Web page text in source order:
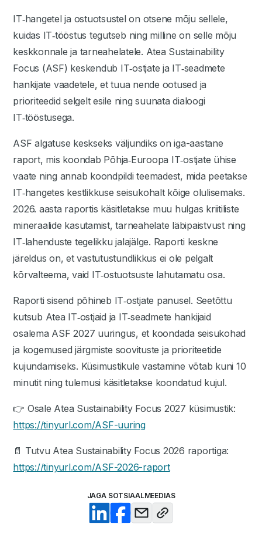
IT‑hangetel ja ostuotsustel on otsene mõju sellele,
kuidas IT‑tööstus tegutseb ning milline on selle mõju
keskkonnale ja tarneahelatele. Atea Sustainability
Focus (ASF) keskendub IT‑ostjate ja IT‑seadmete
hankijate vaadetele, et tuua nende ootused ja
prioriteedid selgelt esile ning suunata dialoogi
IT‑tööstusega.
ASF algatuse keskseks väljundiks on iga-aastane
raport, mis koondab Põhja‑Euroopa IT‑ostjate ühise
vaate ning annab koondpildi teemadest, mida peetakse
IT‑hangetes kestlikkuse seisukohalt kõige olulisemaks.
2026. aasta raportis käsitletakse muu hulgas kriitiliste
mineraalide kasutamist, tarneahelate läbipaistvust ning
IT‑lahenduste tegelikku jalajälge. Raporti keskne
järeldus on, et vastutustundlikkus ei ole pelgalt
kõrvalteema, vaid IT‑ostuotsuste lahutamatu osa.
Raporti sisend põhineb IT‑ostjate panusel. Seetõttu
kutsub Atea IT‑ostjaid ja IT‑seadmete hankijaid
osalema ASF 2027 uuringus, et koondada seisukohad
ja kogemused järgmiste soovituste ja prioriteetide
kujundamiseks. Küsimustikule vastamine võtab kuni 10
minutit ning tulemusi käsitletakse koondatud kujul.
👉 Osale Atea Sustainability Focus 2027 küsimustik:
https://tinyurl.com/ASF-uuring
📄 Tutvu Atea Sustainability Focus 2026 raportiga:
https://tinyurl.com/ASF-2026-raport
JAGA SOTSIAALMEEDIAS